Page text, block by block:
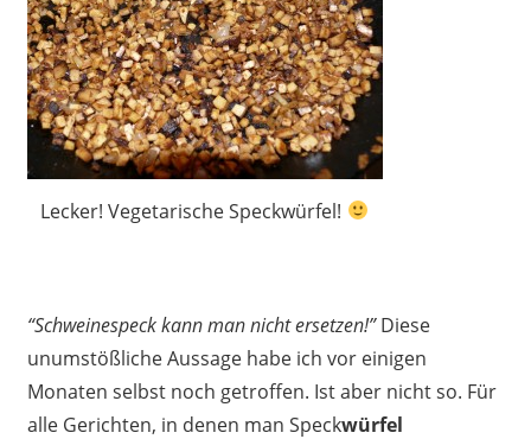
Lecker! Vegetarische Speckwürfel!
“Schweinespeck kann man nicht ersetzen!”Diese
unumstößliche Aussage habe ich vor einigen
Monaten selbst noch getroffen. Ist aber nicht so. Für
alle Gerichten, in denen man Speckwürfel